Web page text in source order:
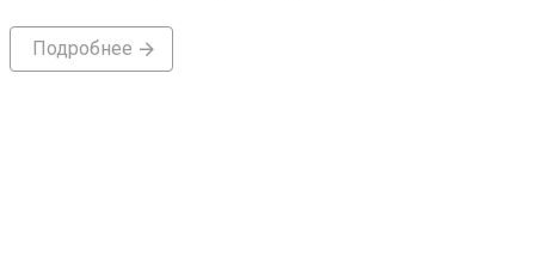
Подробнее